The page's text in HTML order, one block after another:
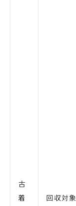
古
着
回収対象